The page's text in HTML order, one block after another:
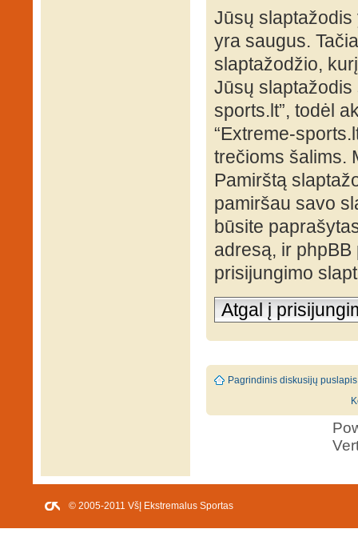
Jūsų
yra saugus.
slaptažodžio,
Jūsų slaptažodis
sports.lt”, todėl
“Extreme-
trečioms šalims.
Pamirštą
pamiršau savo
būsite
adresą, ir
prisijungimo
Atgal į
Pagrindinis diskusijų puslapis
© 2005-2011 VšĮ Ekstremalus Sportas